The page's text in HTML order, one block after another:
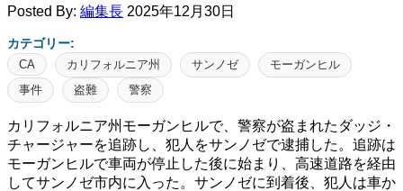
Posted By: 編集長 2025年12月30日
カテゴリー:
CA カリフォルニア州 サンノゼ
モーガンヒル
事件
盗難 警察
カリフォルニア州モーガンヒルで、警察が盗まれたダッジ・
チャージャーを追跡し、犯人をサンノゼで逮捕した。追跡は
モーガンヒルで車両が停止した後に始まり、高速道路を経由
してサンノゼ市内に入った。サンノゼに到着後、犯人は車か